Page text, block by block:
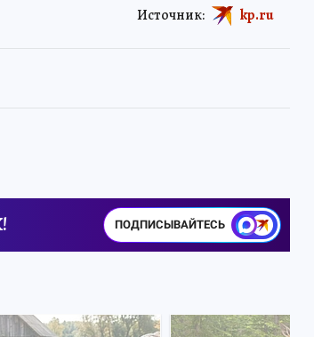
Источник: kp.ru
ПОДПИСЫВАЙТЕСЬ